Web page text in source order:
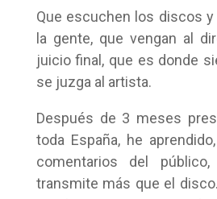
Que escuchen los discos
la gente, que vengan al
juicio final, que es donde
se juzga al artista.
Después de 3 meses
toda España, he
comentarios del
transmite más que el